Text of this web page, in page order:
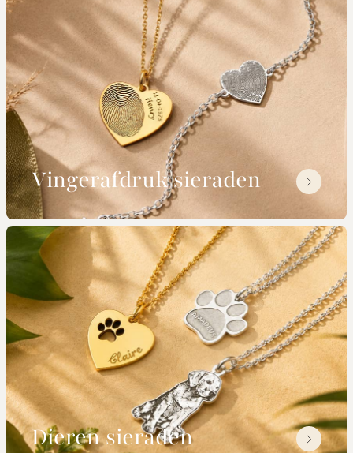
Vingerafdruk sieraden
Dieren sieraden